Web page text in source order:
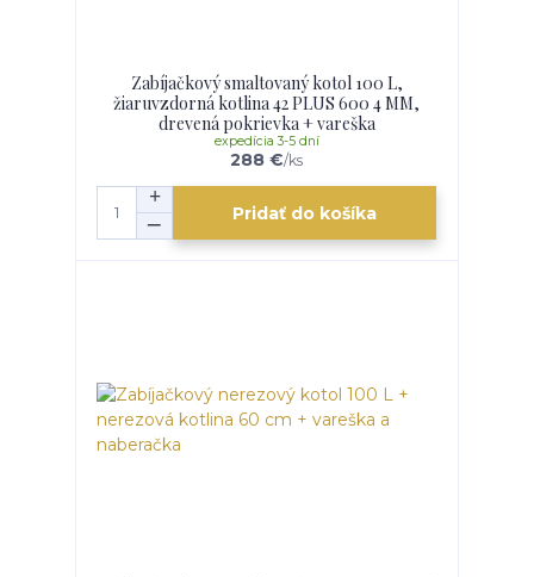
Zabíjačkový smaltovaný kotol 100 L,
žiaruvzdorná kotlina 42 PLUS 600 4 MM,
drevená pokrievka + vareška
288 €/ks
expedícia 3-5 dní
Pridať do košíka